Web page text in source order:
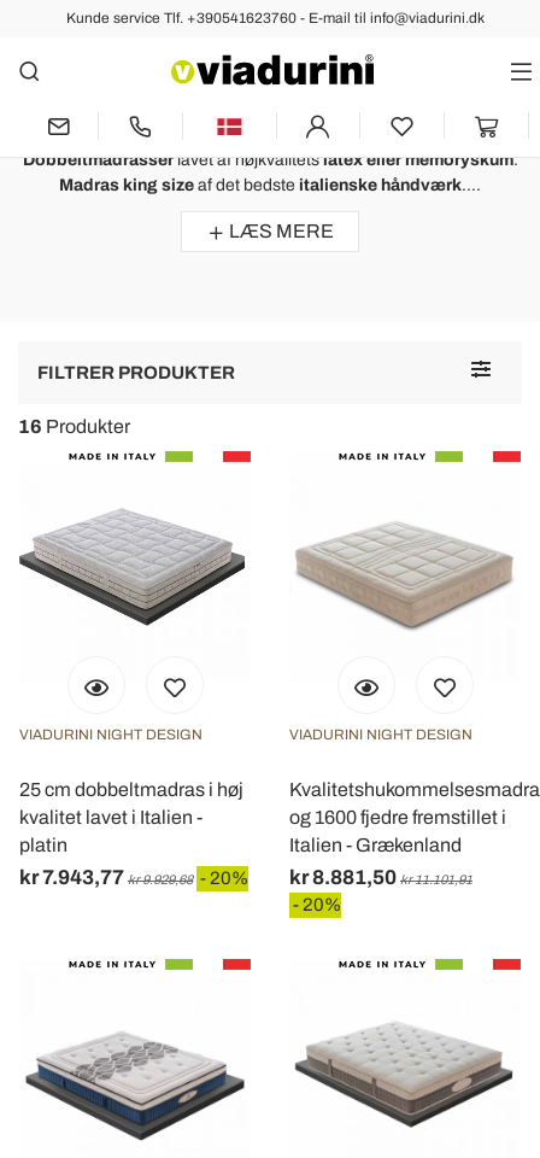
Kunde service Tlf. +390541623760 - E-mail til info@viadurini.dk
Hukommelseskum Dobbeltmadras
og Ergonomisk i Latex
Dobbeltmadrasserlavet af højkvalitetslatex eller memoryskum.
Madras king size af det bedste italienske håndværk....
LÆS MERE
Toggle
FILTRER PRODUKTER
16 Produkter
VIADURINI NIGHT DESIGN
25 cm dobbeltmadras i høj
kvalitet lavet i Italien -
platin
kr 7.943,77 kr 9.929,68 - 20%
VIADURINI NIGHT DESIGN
og 1600 fjedre fremstillet i
Italien - Grækenland
kr 8.881,50 kr 11.101,91
- 20%